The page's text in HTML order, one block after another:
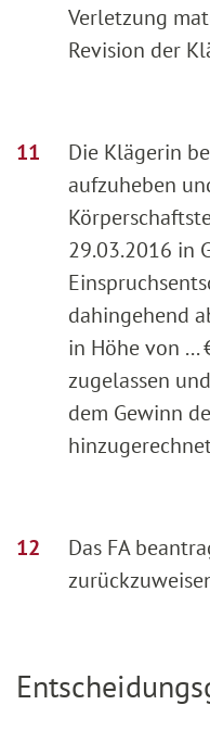
Verletzung
Revision der
Die Klägerin
aufzuheben
29.03.2016 in
dahingehend
in Höhe von ...
zugelassen
dem Gewinn
Das FA